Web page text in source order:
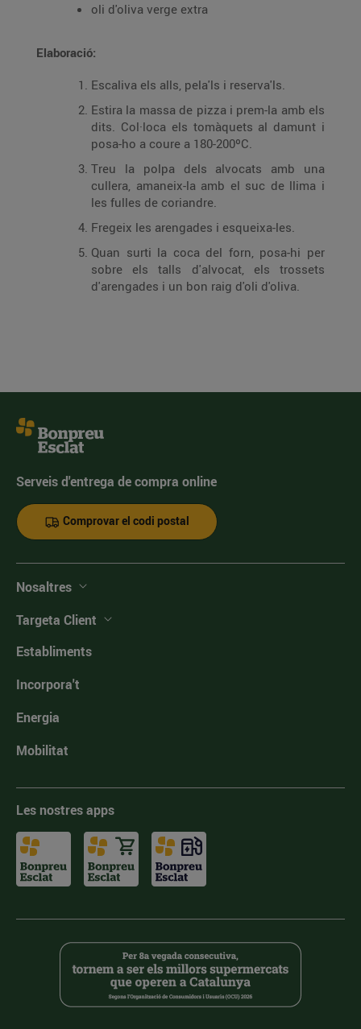
oli d'oliva verge extra
Elaboració:
Escaliva els alls, pela'ls i reserva'ls.
Estira la massa de pizza i prem-la amb els
dits. Col·loca els tomàquets al damunt i
posa-ho a coure a 180-200ºC.
Treu la polpa dels alvocats amb una
cullera, amaneix-la amb el suc de llima i
les fulles de coriandre.
Fregeix les arengades i esqueixa-les.
Quan surti la coca del forn, posa-hi per
sobre els talls d'alvocat, els trossets
d'arengades i un bon raig d'oli d'oliva.
Serveis d'entrega de compra online
Comprovar el codi postal
Nosaltres
Targeta Client
Establiments
Incorpora't
Energia
Mobilitat
Les nostres apps